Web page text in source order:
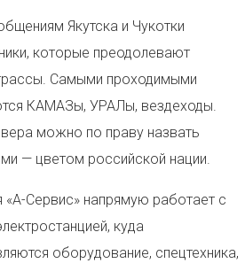
Якутска и Чукотки
которые преодолевают
Самыми проходимыми
КАМАЗы, УРАЛы, вездеходы.
можно по праву назвать
— цветом российской нации.
«А-Сервис» напрямую работает с
куда
оборудование, спецтехника,